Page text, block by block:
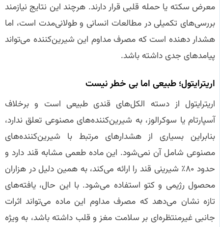
معرض سکته یا حمله قلبی قرار دارند. هرچند این نتایج نیازمند
بررسی‌های تکمیلی در مطالعات انسانی و طولانی‌مدت است، اما
هشدار دهنده است که مصرف مداوم این شیرین‌کننده می‌تواند
پیامدهای جدی داشته باشد.
اریترایتول؛ طبیعی اما بی‌ خطر نیست
اریترایتول از دسته الکل‌های قندی طبیعی است و برخلاف
آسپارتام یا سوکرالوز، به شیرین‌کننده‌های مصنوعی تعلق ندارد،
بنابراین بسیاری از هشدارهای مرتبط با شیرین‌کننده‌های
مصنوعی شامل آن نمی‌شود. این ماده طعمی مشابه قند دارد و
حدود ۸۰٪ شیرینی قند را ارائه می‌کند، به همین دلیل در هزاران
محصول رژیمی و کتو استفاده می‌شود. با این حال، یافته‌های
تازه نشان می‌دهد که مصرف مداوم این ماده می‌تواند اثرات
جانبی غیرمنتظره‌ای بر سلامت مغز و قلب داشته باشد، به ویژه